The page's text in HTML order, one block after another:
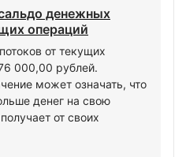
денежных
операций
от текущих
000,00 рублей.
может означать, что
денег на свою
от своих